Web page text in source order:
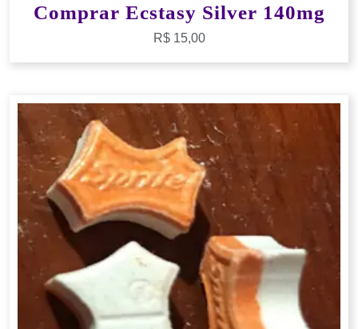
Comprar Ecstasy Silver 140mg
R$15,00